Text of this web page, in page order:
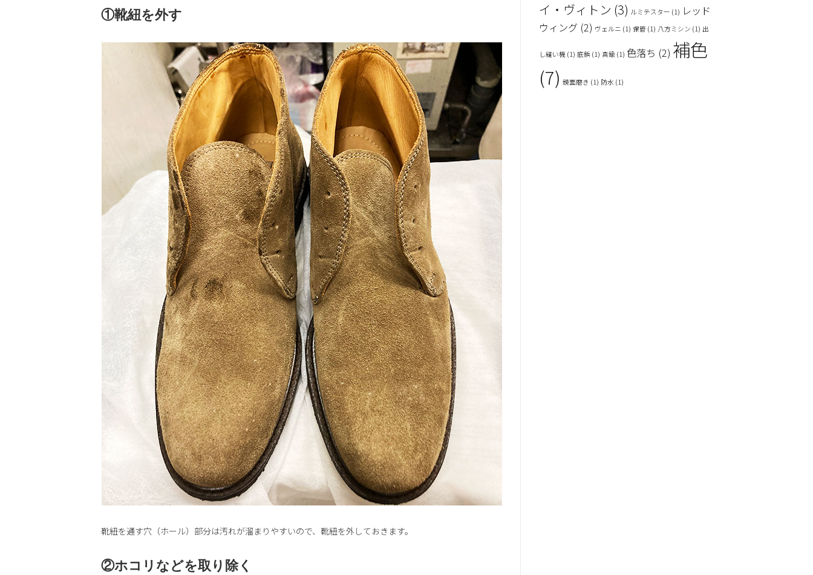
①靴紐を外す
靴紐を通す穴（ホール）部分は汚れが溜まりやすいので、靴紐を外しておきます。
②ホコリなどを取り除く
イ・ヴィトン (3) ルミテスター (1) レッド
ウィング (2) ヴェルニ (1) 保管 (1) 八方ミシン (1) 出
し縫い機 (1) 底鋲 (1) 真鍮 (1) 色落ち (2) 補色
(7) 鏡面磨き (1) 防水 (1)